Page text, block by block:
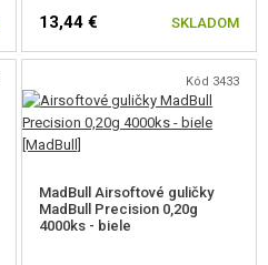
13,44 € SKLADOM
Kód 3433
MadBull Airsoftové guličky
MadBull Precision 0,20g
4000ks - biele